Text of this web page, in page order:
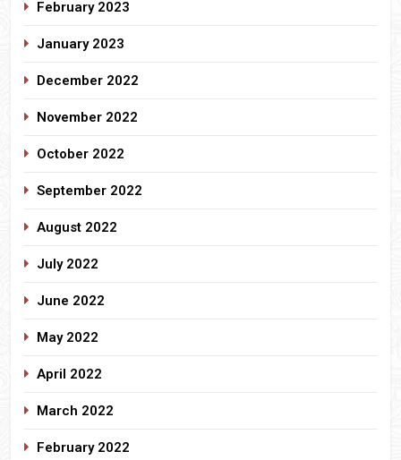
February 2023
January 2023
December 2022
November 2022
October 2022
September 2022
August 2022
July 2022
June 2022
May 2022
April 2022
March 2022
February 2022